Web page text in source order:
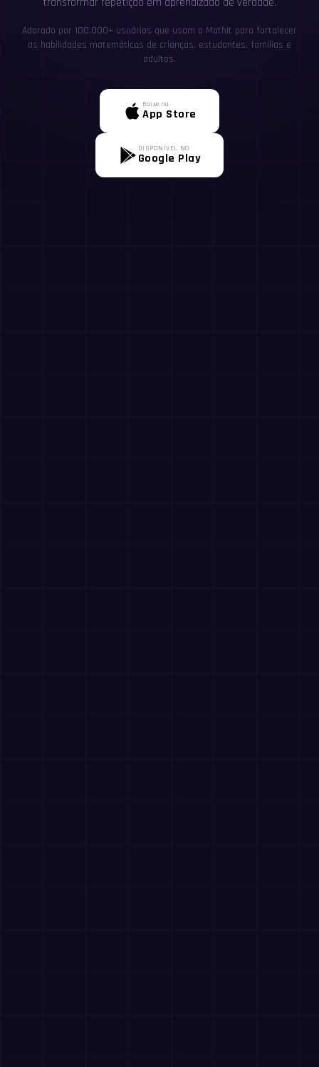
Adorado por 100,000+ usuários que usam o MathIt para fortalecer
as habilidades matemáticas de crianças, estudantes, famílias e
adultos.
Baixe na
App Store
DISPONÍVEL NO
Google Play